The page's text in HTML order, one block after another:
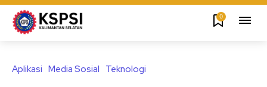
0
Aplikasi Media Sosial Teknologi